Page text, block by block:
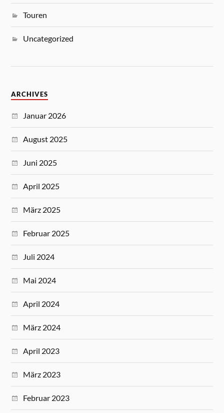
Touren
Uncategorized
ARCHIVES
Januar 2026
August 2025
Juni 2025
April 2025
März 2025
Februar 2025
Juli 2024
Mai 2024
April 2024
März 2024
April 2023
März 2023
Februar 2023